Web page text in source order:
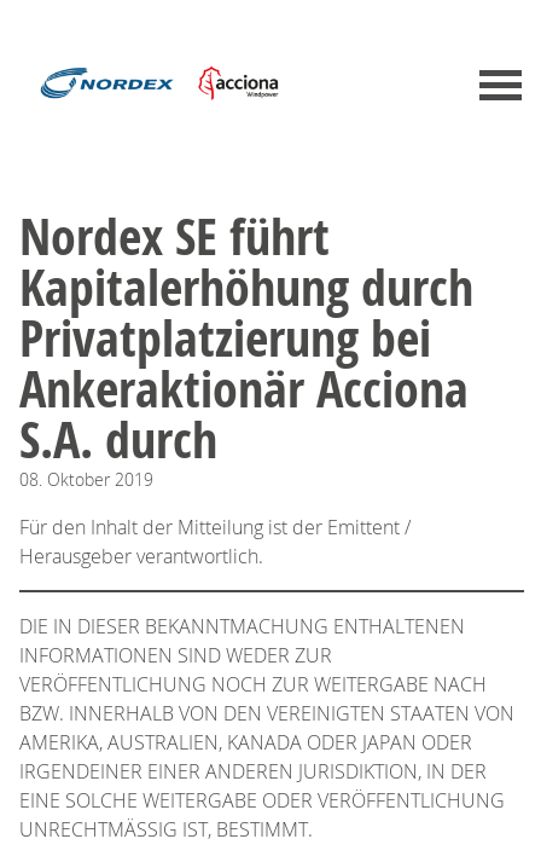
Nordex SE führt
Kapitalerhöhung durch
Privatplatzierung bei
Ankeraktionär Acciona
S.A. durch
08. Oktober 2019
Für den Inhalt der Mitteilung ist der Emittent /
Herausgeber verantwortlich.
DIE IN DIESER BEKANNTMACHUNG ENTHALTENEN
INFORMATIONEN SIND WEDER ZUR
VERÖFFENTLICHUNG NOCH ZUR WEITERGABE NACH
BZW. INNERHALB VON DEN VEREINIGTEN STAATEN VON
AMERIKA, AUSTRALIEN, KANADA ODER JAPAN ODER
IRGENDEINER EINER ANDEREN JURISDIKTION, IN DER
EINE SOLCHE WEITERGABE ODER VERÖFFENTLICHUNG
UNRECHTMÄSSIG IST, BESTIMMT.